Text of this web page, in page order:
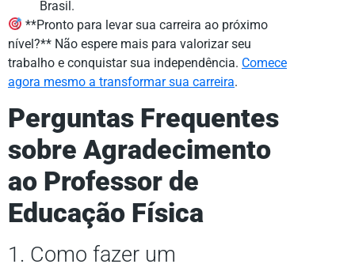
Brasil.
**Pronto para levar sua carreira ao próximo
nível?** Não espere mais para valorizar seu
trabalho e conquistar sua independência. Comece
agora mesmo a transformar sua carreira.
Perguntas Frequentes
sobre Agradecimento
ao Professor de
Educação Física
1. Como fazer um